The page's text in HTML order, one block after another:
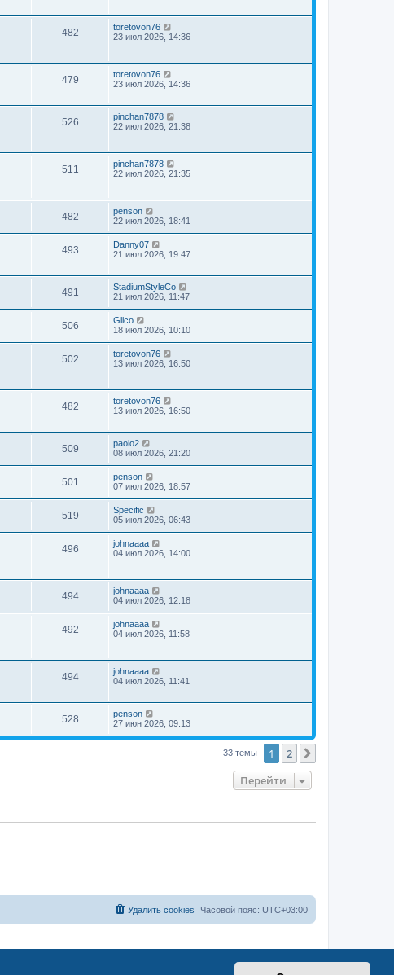
482
toretovon76
23 июл 2026, 14:36
479
toretovon76
23 июл 2026, 14:36
526
pinchan7878
22 июл 2026, 21:38
511
pinchan7878
22 июл 2026, 21:35
482
penson
22 июл 2026, 18:41
493
Danny07
21 июл 2026, 19:47
491
StadiumStyleCo
21 июл 2026, 11:47
506
Glico
18 июл 2026, 10:10
502
toretovon76
13 июл 2026, 16:50
482
toretovon76
13 июл 2026, 16:50
509
paolo2
08 июл 2026, 21:20
501
penson
07 июл 2026, 18:57
519
Specific
05 июл 2026, 06:43
496
johnaaaa
04 июл 2026, 14:00
494
johnaaaa
04 июл 2026, 12:18
492
johnaaaa
04 июл 2026, 11:58
494
johnaaaa
04 июл 2026, 11:41
528
penson
27 июн 2026, 09:13
33 темы 1 2
Перейти
Часовой пояс: UTC+03:00
Удалить cookies